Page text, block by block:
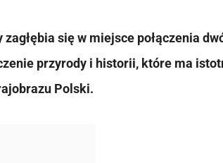
się w miejsce połączenia
przyrody i historii, które ma
Polski.